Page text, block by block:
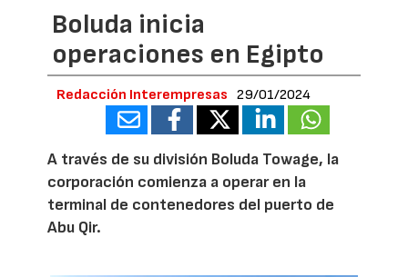
Boluda inicia
operaciones en Egipto
Redacción Interempresas 29/01/2024
A través de su división Boluda Towage, la
corporación comienza a operar en la
terminal de contenedores del puerto de
Abu Qir.